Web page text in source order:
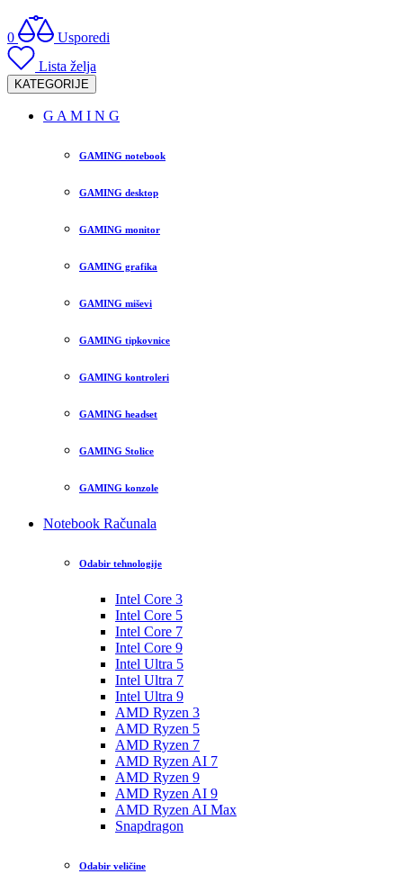
0
Usporedi
Lista želja
KATEGORIJE
G A M I N G
GAMING notebook
GAMING desktop
GAMING monitor
GAMING grafika
GAMING miševi
GAMING tipkovnice
GAMING kontroleri
GAMING headset
GAMING Stolice
GAMING konzole
Notebook Računala
Odabir tehnologije
Intel Core 3
Intel Core 5
Intel Core 7
Intel Core 9
Intel Ultra 5
Intel Ultra 7
Intel Ultra 9
AMD Ryzen 3
AMD Ryzen 5
AMD Ryzen 7
AMD Ryzen AI 7
AMD Ryzen 9
AMD Ryzen AI 9
AMD Ryzen AI Max
Snapdragon
Odabir veličine